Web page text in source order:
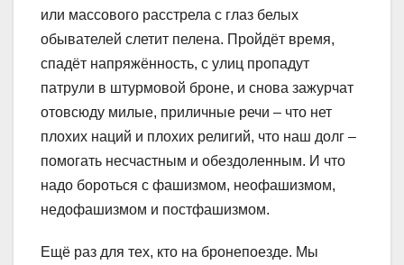
или массового расстрела с глаз белых
обывателей слетит пелена. Пройдёт время,
спадёт напряжённость, с улиц пропадут
патрули в штурмовой броне, и снова зажурчат
отовсюду милые, приличные речи – что нет
плохих наций и плохих религий, что наш долг –
помогать несчастным и обездоленным. И что
надо бороться с фашизмом, неофашизмом,
недофашизмом и постфашизмом.
Ещё раз для тех, кто на бронепоезде. Мы